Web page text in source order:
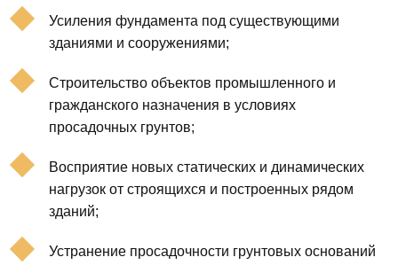
Усиления фундамента под существующими
зданиями и сооружениями;
Строительство объектов промышленного и
гражданского назначения в условиях
просадочных грунтов;
Восприятие новых статических и динамических
нагрузок от строящихся и построенных рядом
зданий;
Устранение просадочности грунтовых оснований